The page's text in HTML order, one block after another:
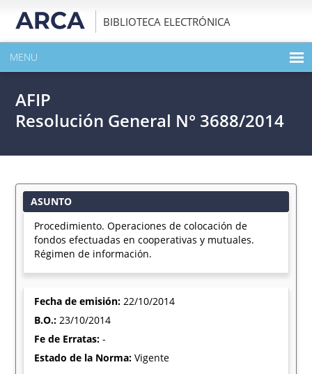
BIBLIOTECA ELECTRÓNICA
MENU
EXPANDIR TODO EL CONTENIDO DE LA PUBLICACIÓN
AFIP
Resolución General N° 3688/2014
ASUNTO
Procedimiento. Operaciones de colocación de
fondos efectuadas en cooperativas y mutuales.
Régimen de información.
Fecha de emisión:22/10/2014
B.O.:23/10/2014
Fe de Erratas:-
Estado de la Norma:Vigente